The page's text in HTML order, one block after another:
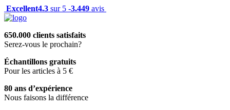
Excellent4.3 sur 5 -3.449 avis
650.000 clients satisfaits
Serez-vous le prochain?
Échantillons gratuits
Pour les articles à 5 €
80 ans d’expérience
Nous faisons la différence